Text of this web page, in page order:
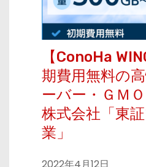
【ConoHa
期費用無料の
ーバー・ＧＭ
株式会社「東
業」